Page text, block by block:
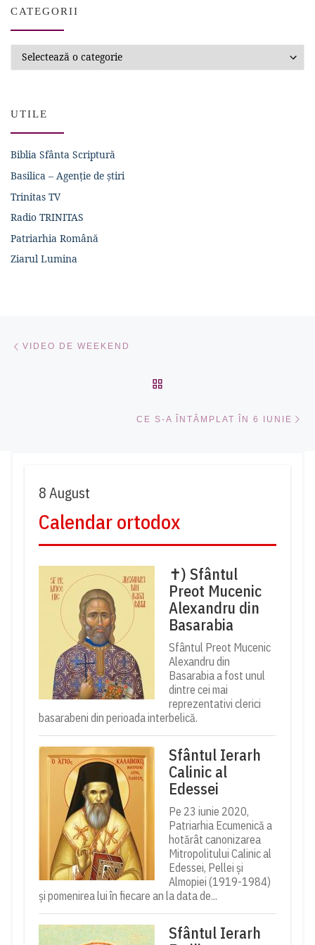
CATEGORII
UTILE
Biblia Sfânta Scriptură
Basilica – Agenție de știri
Trinitas TV
Radio TRINITAS
Patriarhia Română
Ziarul Lumina
VIDEO DE WEEKEND
CE S-A ÎNTÂMPLAT ÎN 6 IUNIE
8 August
Calendar ortodox
✝) Sfântul
Preot Mucenic
Alexandru din
Basarabia
Sfântul Preot Mucenic
Alexandru din
Basarabia a fost unul
dintre cei mai
reprezentativi clerici
basarabeni din perioada interbelică.
Sfântul Ierarh
Calinic al
Edessei
Pe 23 iunie 2020,
Patriarhia Ecumenică a
hotărât canonizarea
Mitropolitului Calinic al
Edessei, Pellei și
Almopiei (1919-1984)
și pomenirea lui în fiecare an la data de...
Sfântul Ierarh